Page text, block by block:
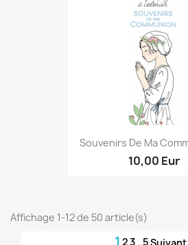
Souvenirs De Ma
10,00 Eur
Affichage 1-12 de 50 article(s)
23…5Suivant